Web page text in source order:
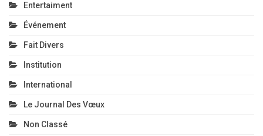
Entertaiment
Événement
Fait Divers
Institution
International
Le Journal Des Vœux
Non Classé